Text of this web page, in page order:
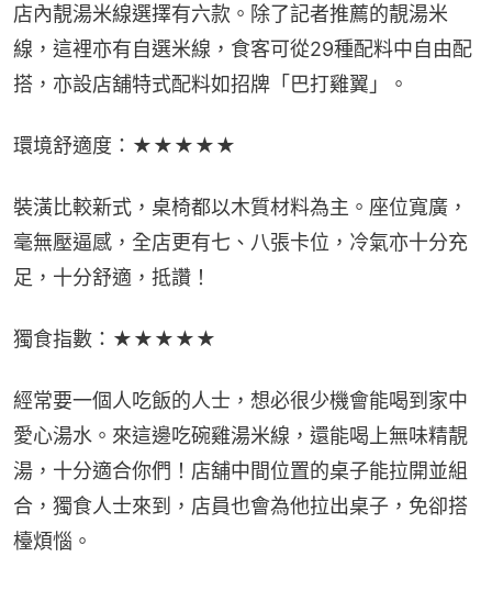
店內靚湯米線選擇有六款。除了記者推薦的靚湯米
線，這裡亦有自選米線，食客可從29種配料中自由配
搭，亦設店舖特式配料如招牌「巴打雞翼」。
環境舒適度：★★★★★
裝潢比較新式，桌椅都以木質材料為主。座位寬廣，
毫無壓逼感，全店更有七、八張卡位，冷氣亦十分充
足，十分舒適，抵讚！
獨食指數：★★★★★
經常要一個人吃飯的人士，想必很少機會能喝到家中
愛心湯水。來這邊吃碗雞湯米線，還能喝上無味精靚
湯，十分適合你們！店舖中間位置的桌子能拉開並組
合，獨食人士來到，店員也會為他拉出桌子，免卻搭
檯煩惱。